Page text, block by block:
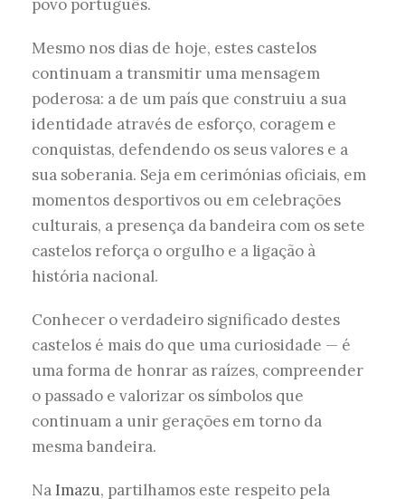
povo português.
Mesmo nos dias de hoje, estes castelos
continuam a transmitir uma mensagem
poderosa: a de um país que construiu a sua
identidade através de esforço, coragem e
conquistas, defendendo os seus valores e a
sua soberania. Seja em cerimónias oficiais, em
momentos desportivos ou em celebrações
culturais, a presença da bandeira com os sete
castelos reforça o orgulho e a ligação à
história nacional.
Conhecer o verdadeiro significado destes
castelos é mais do que uma curiosidade — é
uma forma de honrar as raízes, compreender
o passado e valorizar os símbolos que
continuam a unir gerações em torno da
mesma bandeira.
Na Imazu, partilhamos este respeito pela